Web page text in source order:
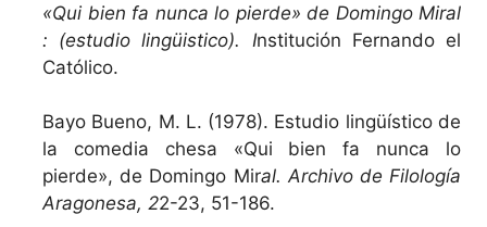
«Qui bien fa nunca lo pierde» de Domingo Miral
: (estudio lingüistico). Institución Fernando el
Católico.
Bayo Bueno, M. L. (1978). Estudio lingüístico de
la comedia chesa «Qui bien fa nunca lo
pierde», de Domingo Miral. Archivo de Filología
Aragonesa, 22-23, 51-186.